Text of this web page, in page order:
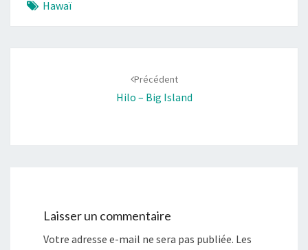
Hawaï
Précédent
Hilo – Big Island
Laisser un commentaire
Votre adresse e-mail ne sera pas publiée. Les